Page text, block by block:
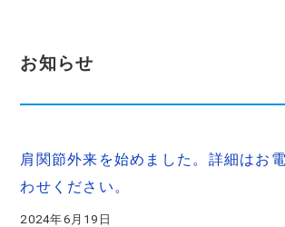
お知らせ
肩関節外来を始めました。詳細はお
わせください。
2024年6月19日